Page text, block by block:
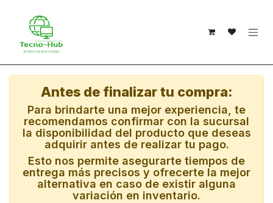
Antes de finalizar tu compra:
Para brindarte una mejor experiencia, te
recomendamos confirmar con la sucursal
la disponibilidad del producto que deseas
adquirir antes de realizar tu pago.
Esto nos permite asegurarte tiempos de
entrega más precisos y ofrecerte la mejor
alternativa en caso de existir alguna
variación en inventario.